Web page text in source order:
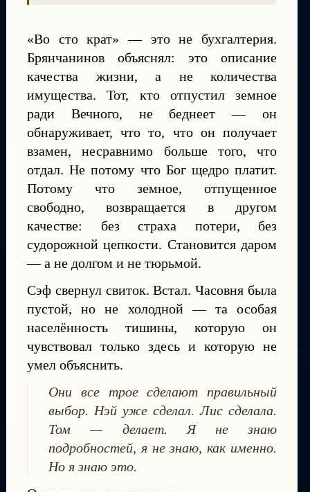
«Во сто крат» — это не бухгалтерия.
Брянчанинов объяснял: это описание
качества жизни, а не количества
имущества. Тот, кто отпустил земное
ради Вечного, не беднеет — он
обнаруживает, что то, что он получает
взамен, несравнимо больше того, что
отдал. Не потому что Бог щедро платит.
Потому что земное, отпущенное
свободно, возвращается в другом
качестве: без страха потери, без
судорожной цепкости. Становится даром
— а не долгом и не тюрьмой.
Сэф свернул свиток. Встал. Часовня была
пустой, но не холодной — та особая
населённость тишины, которую он
чувствовал только здесь и которую не
умел объяснить.
Они все трое сделают правильный
выбор. Нэй уже сделал. Лис сделала.
Том — делает. Я не знаю
подробностей, я не знаю, как именно.
Но я знаю это.